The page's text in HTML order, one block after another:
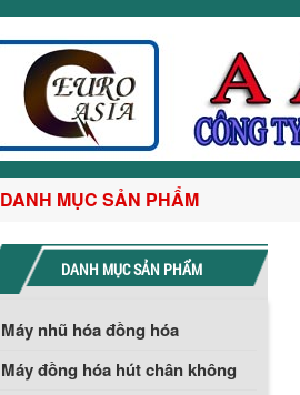
DANH MỤC SẢN PHẨM
DANH MỤC SẢN PHẨM
Máy nhũ hóa đồng hóa
Máy đồng hóa hút chân không